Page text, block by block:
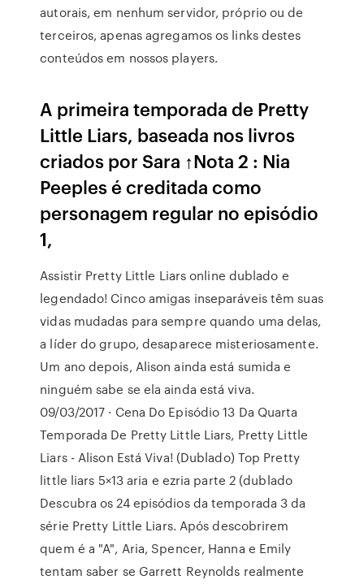
autorais, em nenhum servidor, próprio ou de
terceiros, apenas agregamos os links destes
conteúdos em nossos players.
A primeira temporada de Pretty
Little Liars, baseada nos livros
criados por Sara ↑Nota 2 : Nia
Peeples é creditada como
personagem regular no episódio
1,
Assistir Pretty Little Liars online dublado e
legendado! Cinco amigas inseparáveis têm suas
vidas mudadas para sempre quando uma delas,
a líder do grupo, desaparece misteriosamente.
Um ano depois, Alison ainda está sumida e
ninguém sabe se ela ainda está viva.
09/03/2017 · Cena Do Episódio 13 Da Quarta
Temporada De Pretty Little Liars, Pretty Little
Liars - Alison Está Viva! (Dublado) Top Pretty
little liars 5×13 aria e ezria parte 2 (dublado
Descubra os 24 episódios da temporada 3 da
série Pretty Little Liars. Após descobrirem
quem é a "A", Aria, Spencer, Hanna e Emily
tentam saber se Garrett Reynolds realmente